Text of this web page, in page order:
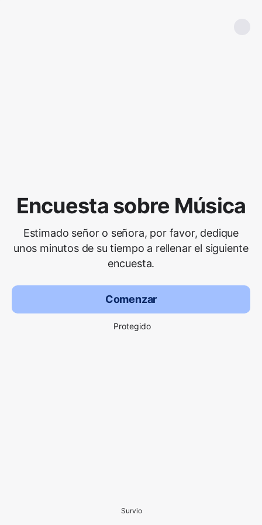
Encuesta sobre Música
Estimado señor o señora, por favor, dedique
unos minutos de su tiempo a rellenar el siguiente
encuesta.
Comenzar
Protegido
Survio